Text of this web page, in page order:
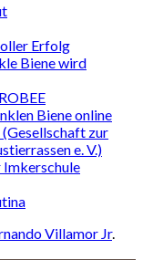
Erfolg
Biene wird
Biene online
zur
e. V.)
Villamor Jr.